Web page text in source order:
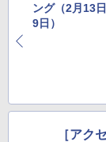
ング（2月13
9日）
［アク